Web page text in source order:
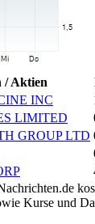
/ Aktien
INC
LIMITED
GROUP LTD
Kurse und